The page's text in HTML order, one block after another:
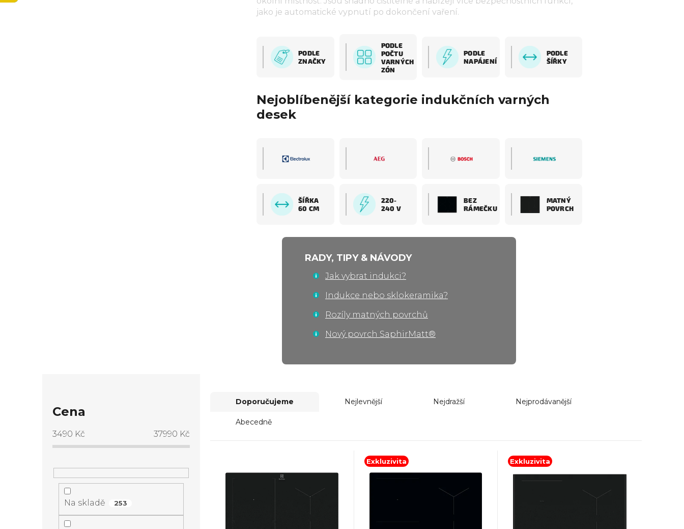
jako je automatické vypnutí po dokončení vaření.
PODLE
ZNAČKY
PODLE
POČTU
VARNÝCH
ZÓN
PODLE
NAPÁJENÍ
PODLE
ŠÍŘKY
Nejoblíbenější kategorie indukčních varných
desek
ŠÍŘKA
60 CM
220-
240 V
BEZ
RÁMEČKU
MATNÝ
POVRCH
RADY, TIPY & NÁVODY
Jak vybrat indukci?
Indukce nebo sklokeramika?
Rozíly matných povrchů
Nový povrch SaphirMatt®
oCena
3490 Kč 37990 Kč
Na skladě 253
Doporučujeme Nejlevnější Nejdražší Nejprodávanější
Abecedně
Exkluzivita Exkluzivita